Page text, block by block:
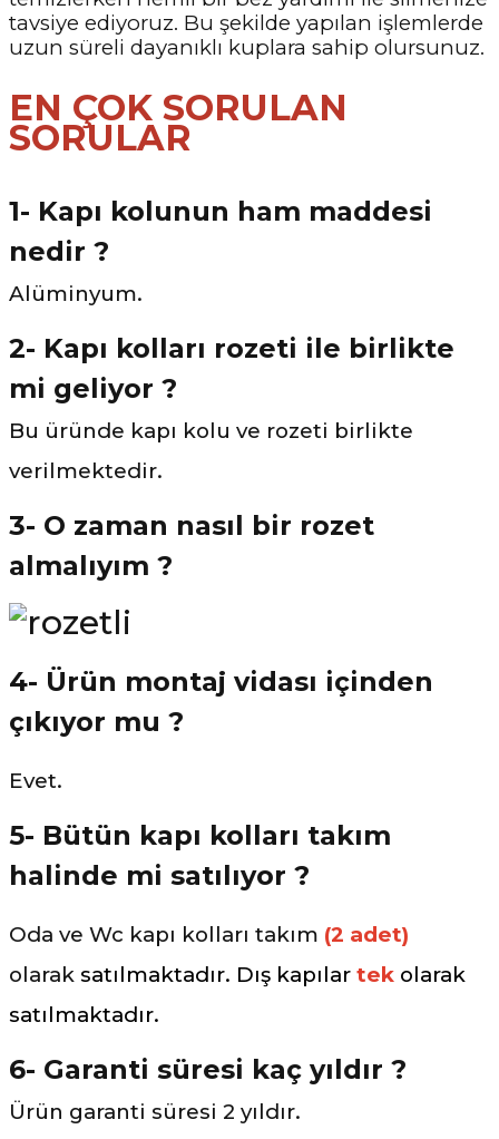
tavsiye ediyoruz. Bu şekilde yapılan işlemlerde
uzun süreli dayanıklı kuplara sahip olursunuz.
EN ÇOK SORULAN
SORULAR
1- Kapı kolunun ham maddesi
nedir ?
Alüminyum.
2- Kapı kolları rozeti ile birlikte
mi geliyor ?
Bu üründe kapı kolu ve rozeti birlikte
verilmektedir.
3- O zaman nasıl bir rozet
almalıyım ?
4- Ürün montaj vidası içinden
çıkıyor mu ?
Evet.
5- Bütün kapı kolları takım
halinde mi satılıyor ?
Oda ve Wc kapı kolları takım (2 adet)
olarak satılmaktadır. Dış kapılar tek olarak
satılmaktadır.
6- Garanti süresi kaç yıldır ?
Ürün garanti süresi 2 yıldır.